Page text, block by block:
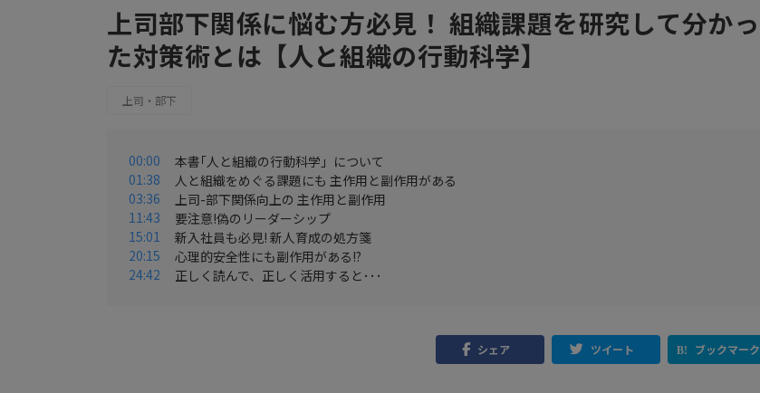
上司部下関係に悩む方必見！ 組織課題を研究して分かっ
た対策術とは【人と組織の行動科学】
上司・部下
00:00
本書｢人と組織の行動科学」について
01:38
人と組織をめぐる課題にも 主作用と副作用がある
03:36
上司-部下関係向上の 主作用と副作用
11:43
要注意!偽のリーダーシップ
15:01
新入社員も必見! 新人育成の処方箋
20:15
心理的安全性にも副作用がある!?
24:42
正しく読んで、正しく活用すると･･･
シェア ツイート ブックマーク